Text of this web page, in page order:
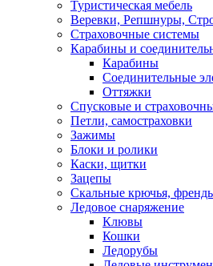
Туристическая мебель
Веревки, Репшнуры,
Страховочные системы
Карабины и
Карабины
Соединительные
Оттяжки
Спусковые и
Петли, самостраховки
Зажимы
Блоки и ролики
Каски, щитки
Зацепы
Скальные крючья,
Ледовое снаряжение
Клювы
Кошки
Ледорубы